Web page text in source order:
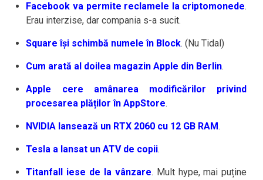
Facebook va permite reclamele la criptomonede.
Erau interzise, dar compania s-a sucit.
Square își schimbă numele în Block. (Nu Tidal)
Cum arată al doilea magazin Apple din Berlin.
Apple cere amânarea modificărilor privind
procesarea plăților în AppStore.
NVIDIA lansează un RTX 2060 cu 12 GB RAM.
Tesla a lansat un ATV de copii.
Titanfall iese de la vânzare. Mult hype, mai puține